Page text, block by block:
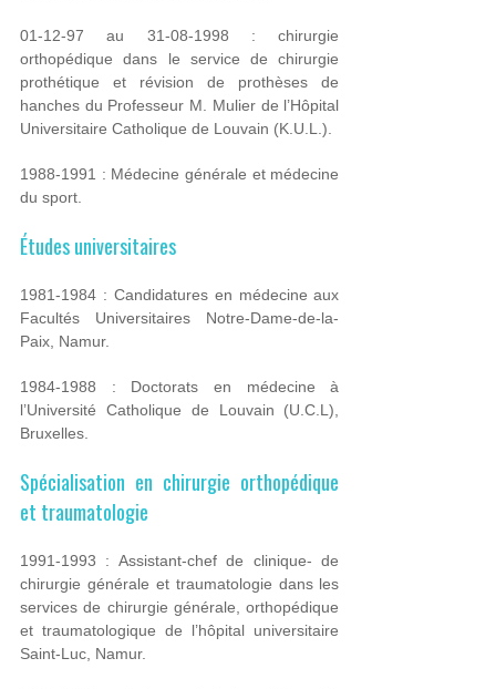
01-12-97 au 31-08-1998 : chirurgie
orthopédique dans le service de chirurgie
prothétique et révision de prothèses de
hanches du Professeur M. Mulier de l’Hôpital
Universitaire Catholique de Louvain (K.U.L.).
1988-1991 : Médecine générale et médecine
du sport.
Études universitaires
1981-1984 : Candidatures en médecine aux
Facultés Universitaires Notre-Dame-de-la-
Paix, Namur.
1984-1988 : Doctorats en médecine à
l’Université Catholique de Louvain (U.C.L),
Bruxelles.
Spécialisation en chirurgie orthopédique
et traumatologie
1991-1993 : Assistant-chef de clinique- de
chirurgie générale et traumatologie dans les
services de chirurgie générale, orthopédique
et traumatologique de l’hôpital universitaire
Saint-Luc, Namur.